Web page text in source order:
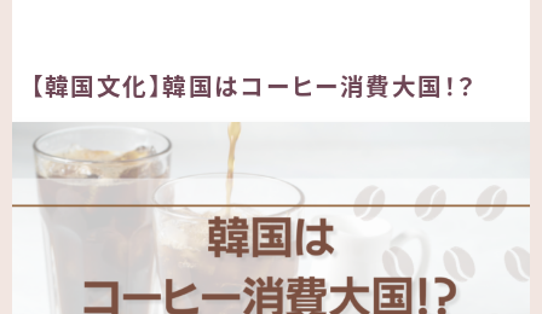
【韓国文化】韓国はコーヒー消費大国！？